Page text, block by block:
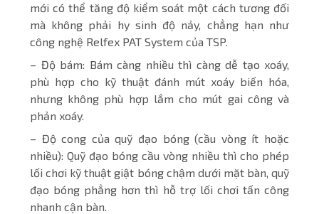
mới có thể tăng độ kiểm soát một cách tương đối
mà không phải hy sinh độ nảy, chẳng hạn như
công nghệ Relfex PAT System của TSP.
– Độ bám: Bám càng nhiều thì càng dễ tạo xoáy,
phù hợp cho kỹ thuật đánh mút xoáy biến hóa,
nhưng không phù hợp lắm cho mút gai công và
phản xoáy.
– Độ cong của quỹ đạo bóng (cầu vòng ít hoặc
nhiều): Quỹ đạo bóng cầu vòng nhiều thì cho phép
lối chơi kỹ thuật giật bóng chậm dưới mặt bàn, quỹ
đạo bóng phẳng hơn thì hỗ trợ lối chơi tấn công
nhanh cận bàn.